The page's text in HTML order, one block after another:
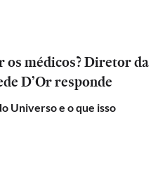
os médicos? Diretor da
D’Or responde
Universo e o que isso